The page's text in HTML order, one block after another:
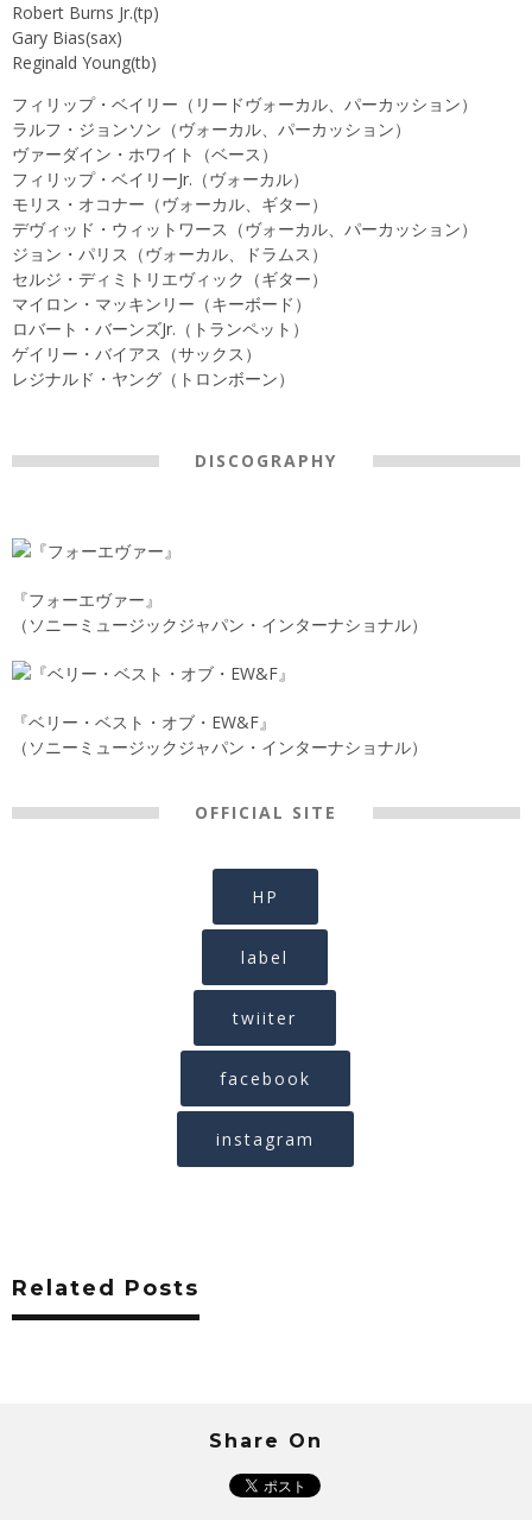
Robert Burns Jr.(tp)
Gary Bias(sax)
Reginald Young(tb)
フィリップ・ベイリー（リードヴォーカル、パーカッション）
ラルフ・ジョンソン（ヴォーカル、パーカッション）
ヴァーダイン・ホワイト（ベース）
フィリップ・ベイリーJr.（ヴォーカル）
モリス・オコナー（ヴォーカル、ギター）
デヴィッド・ウィットワース（ヴォーカル、パーカッション）
ジョン・パリス（ヴォーカル、ドラムス）
セルジ・ディミトリエヴィック（ギター）
マイロン・マッキンリー（キーボード）
ロバート・バーンズJr.（トランペット）
ゲイリー・バイアス（サックス）
レジナルド・ヤング（トロンボーン）
DISCOGRAPHY
『フォーエヴァー』
（ソニーミュージックジャパン・インターナショナル）
『ベリー・ベスト・オブ・EW&F』
（ソニーミュージックジャパン・インターナショナル）
OFFICIAL SITE
HP
label
twiiter
facebook
instagram
Related Posts
Share On